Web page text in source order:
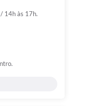
14h às 17h.